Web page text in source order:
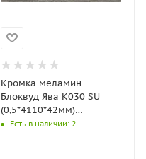
Кромка меламин
Блоквуд Ява K030 SU
(0,5*4110*42мм)
Kronospan
Есть в наличии: 2